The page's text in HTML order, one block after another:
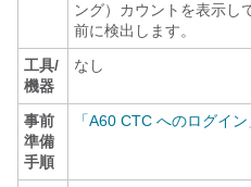
ング）カウントを表示し
前に検出します。
工具/
機器
なし
事前
準備
手順
「A60 CTC へのログイン